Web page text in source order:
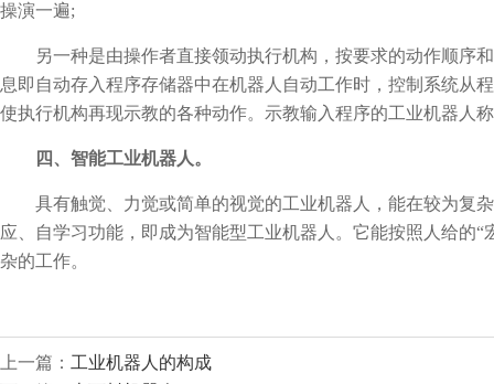
操演一遍;
另一种是由操作者直接领动执行机构，按要求的动作顺序
息即自动存入程序存储器中在机器人自动工作时，控制系统从
使执行机构再现示教的各种动作。示教输入程序的工业机器人
四、智能工业机器人。
具有触觉、力觉或简单的视觉的工业机器人，能在较为复
应、自学习功能，即成为智能型工业机器人。它能按照人给的
杂的工作。
上一篇： 工业机器人的构成